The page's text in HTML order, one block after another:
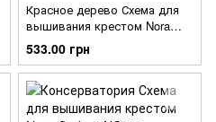
Красное дерево Схема для
вышивания крестом Nora
Corbett NC173
533.00 грн